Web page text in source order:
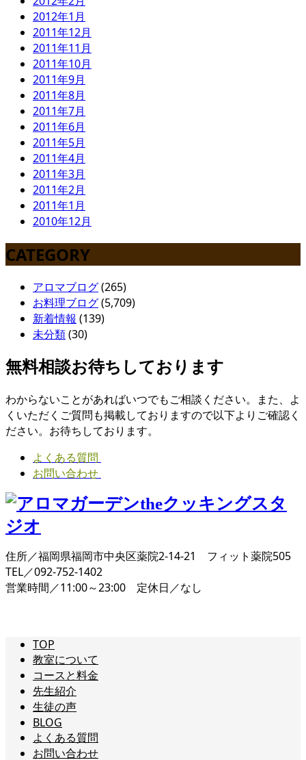
2012年1月
2011年12月
2011年11月
2011年10月
2011年9月
2011年8月
2011年7月
2011年6月
2011年5月
2011年4月
2011年3月
2011年2月
2011年1月
2010年12月
CATEGORY
アロマブログ(265)
お料理ブログ(5,709)
新着情報 (139)
未分類(30)
無料相談お待ちしております
わからないことがあればいつでもご相談ください。また、よ
くいただくご質問も掲載しておりますので以下よりご確認く
ださい。お待ちしております。
よくある質問
お問い合わせ
住所／福岡県福岡市中央区薬院2-14-21 フィット薬院505
TEL／092-752-1402
営業時間／11:00～23:00 定休日／なし
TOP
教室について
コースと料金
先生紹介
生徒の声
BLOG
よくある質問
お問い合わせ